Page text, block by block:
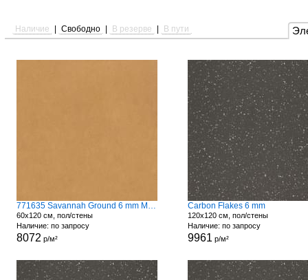
Наличие Свободно В резерве В пути
771635 Savannah Ground 6 mm Matte
60x120 см, пол/стены
Наличие: по запросу
8072 р/м²
Carbon Flakes 6 mm
120x120 см, пол/стены
Наличие: по запросу
9961 р/м²